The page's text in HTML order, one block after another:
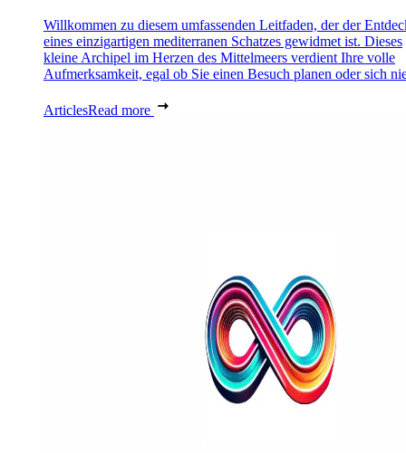
Willkommen zu diesem umfassenden Leitfaden, der der
eines einzigartigen mediterranen Schatzes gewidmet ist. Dieses
kleine Archipel im Herzen des Mittelmeers verdient Ihre volle
Aufmerksamkeit, egal ob Sie einen Besuch planen oder sich
ArticlesRead more